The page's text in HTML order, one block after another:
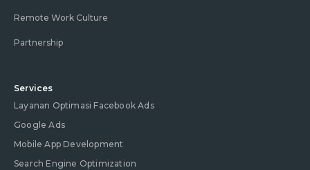
Remote Work Culture
Partnership
Services
Layanan Optimasi Facebook Ads
Google Ads
Mobile App Development
Search Engine Optimization